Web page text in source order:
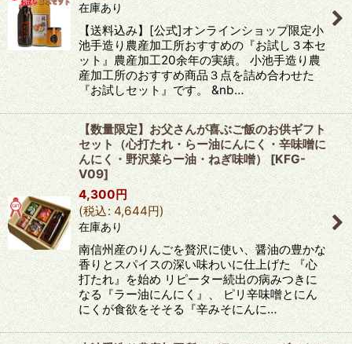
在庫あり
【送料込み】[公式]オンラインショップ限定小
池手造り農産加工所おすすめの『お試し３本セ
ット』農産加工20余年の実績。 小池手造り農
産加工所のおすすめ商品３点を詰め合わせた
『お試しセット』です。 &nb…
【数量限定】お父さんが喜ぶご飯のお供ギフト
セット（心打たれ・らー油にんにく・辛味噌に
んにく・野沢菜らー油・ねぎ味噌）
[KFG-
V09]
4,300円
(税込: 4,644円)
在庫あり
南信州産のりんごを贅沢に使い、醤油の豊かな
香りとスパイスの深い味わいに仕上げた 『心
打たれ』を始め リピーター続出の病みつきに
なる『ラー油にんにく』、 ピリ辛味噌とにん
にくが食欲をそそる『辛みそにんに…